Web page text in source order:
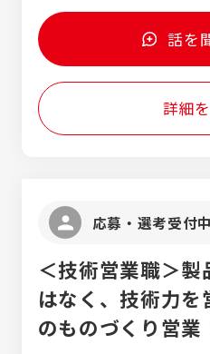
ECU開発（自動運
ージェネレータ
機械搭載用ソフト
作機械） ■FA（フ
PLC開発におけ
やアプリの評価・
器メーカー向けハ
カー向け外観検査
VB.Net・Python
向け半導体製造
発（Java・PL/
これまでのご経
に必ずアテンド
の経験がある方
ダー経験 ・組込開
様書作成の経験
の一連の作業経
ドル層/アプリ層）
話を
詳細
応募・選考受付中
＜技術営業職＞
はなく、技術力を
のものづくり営業